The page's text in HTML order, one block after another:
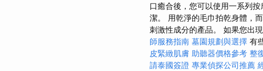
口癒合後，您可以使用一系列
潔。 用乾淨的毛巾拍乾身體，
刺激性成分的產品。 如果您出
師服務指南 墓園規劃與選擇 有
皮緊緻肌膚 助聽器價格參考 整
請泰國簽證 專業偵探公司推薦